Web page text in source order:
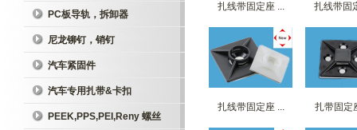
PC板导轨，拆卸器
尼龙铆钉，销钉
汽车紧固件
汽车专用扎带&卡扣
PEEK,PPS,PEI,Reny 螺丝
扎线带固定座 ... 扎线带固
扎线带固定座 ... 扎带固定